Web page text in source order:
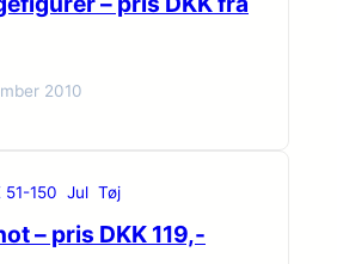
2010
51-150 Jul Tøj
– pris DKK 119,-